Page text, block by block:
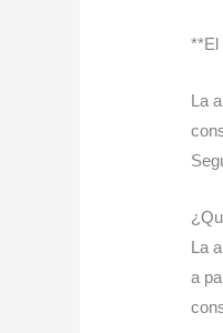
**El
La
La
a